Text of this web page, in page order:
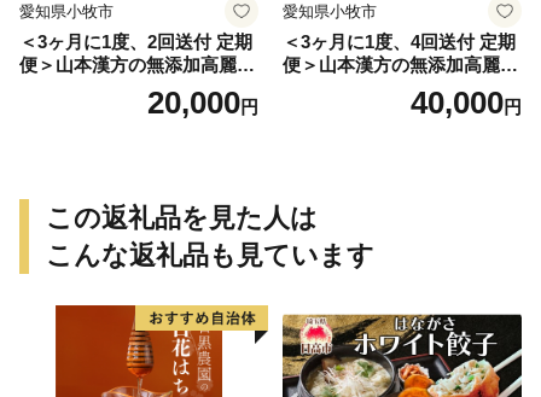
愛知県小牧市
＜3ヶ月に1度、2回送付 定期
便＞山本漢方の無添加高麗人
20,000円
愛知県小牧市
＜3ヶ月に1度、4回送付 定期
便＞山本漢方の無添加高麗人
40,000円
この返礼品を見た人は
こんな返礼品も見ています